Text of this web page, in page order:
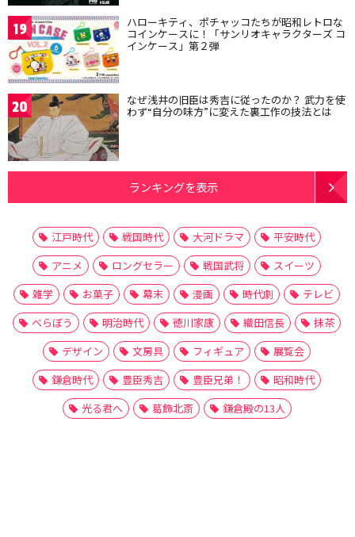
19 ハローキティ、ポチャッコたちが昭和レトロな
コインケースに！「サンリオキャラクターズ コ
インケース」第２弾
20 なぜ浅井の旧臣は秀吉に従ったのか？ 武力を使
わず“自分の味方”に変えた裏工作の技法とは
ランキングを表示
江戸時代 戦国時代 大河ドラマ
平安時代
アニメ
ロングセラー 戦国武将
スイーツ
雑学
お菓子 幕末 漫画 時代劇
テレビ
べらぼう
明治時代 徳川家康 織田信長
抹茶
デザイン
文房具 フィギュア
展覧会
鎌倉時代
豊臣秀吉 豊臣兄弟！
昭和時代
光る君へ
葛飾北斎 鎌倉殿の13人